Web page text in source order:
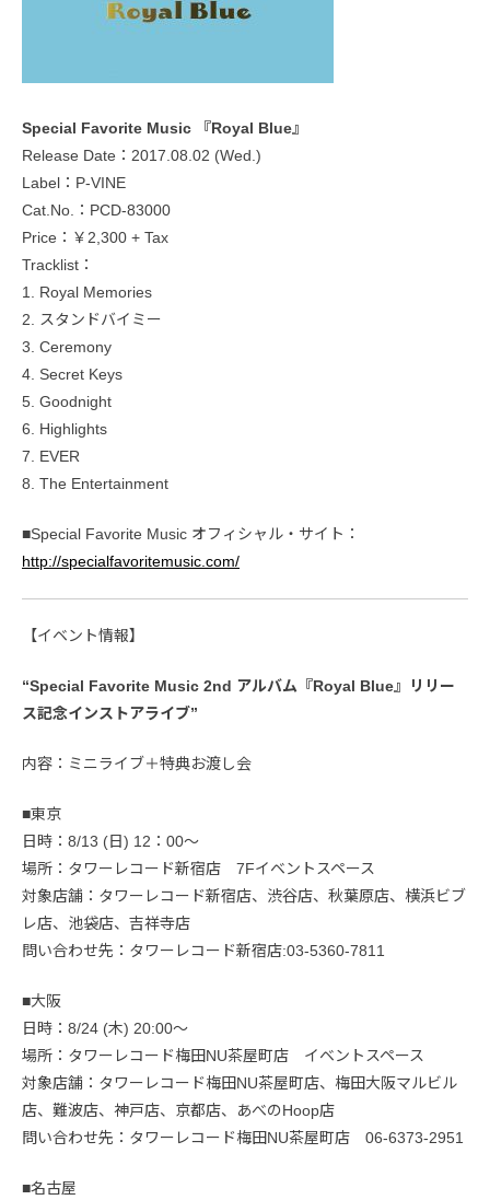
Special Favorite Music 『Royal Blue』
Release Date：2017.08.02 (Wed.)
Label：P-VINE
Cat.No.：PCD-83000
Price：￥2,300 + Tax
Tracklist：
1. Royal Memories
2. スタンドバイミー
3. Ceremony
4. Secret Keys
5. Goodnight
6. Highlights
7. EVER
8. The Entertainment
■Special Favorite Music オフィシャル・サイト：
http://specialfavoritemusic.com/
【イベント情報】
“Special Favorite Music 2nd アルバム『Royal Blue』リリー
ス記念インストアライブ”
内容：ミニライブ＋特典お渡し会
■東京
日時：8/13 (日) 12：00～
場所：タワーレコード新宿店 7Fイベントスペース
対象店舗：タワーレコード新宿店、渋谷店、秋葉原店、横浜ビブ
レ店、池袋店、吉祥寺店
問い合わせ先：タワーレコード新宿店:03-5360-7811
■大阪
日時：8/24 (木) 20:00～
場所：タワーレコード梅田NU茶屋町店 イベントスペース
対象店舗：タワーレコード梅田NU茶屋町店、梅田大阪マルビル
店、難波店、神戸店、京都店、あべのHoop店
問い合わせ先：タワーレコード梅田NU茶屋町店 06-6373-2951
■名古屋